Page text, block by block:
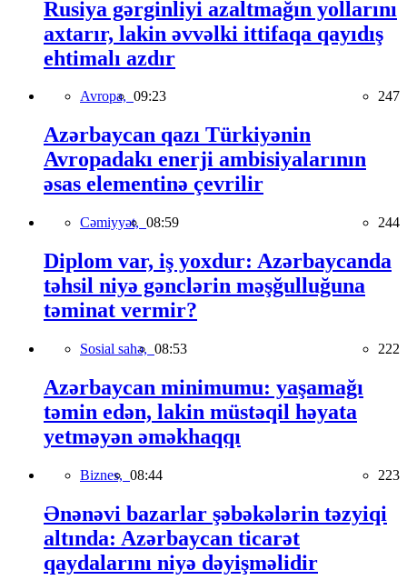
Rusiya gərginliyi azaltmağın yollarını
axtarır, lakin əvvəlki ittifaqa qayıdış
ehtimalı azdır
Avropa, 09:23 247
Azərbaycan qazı Türkiyənin
Avropadakı enerji ambisiyalarının
əsas elementinə çevrilir
Cəmiyyət, 08:59 244
Diplom var, iş yoxdur: Azərbaycanda
təhsil niyə gənclərin məşğulluğuna
təminat vermir?
Sosial sahə, 08:53 222
Azərbaycan minimumu: yaşamağı
təmin edən, lakin müstəqil həyata
yetməyən əməkhaqqı
Biznes, 08:44 223
Ənənəvi bazarlar şəbəkələrin təzyiqi
altında: Azərbaycan ticarət
qaydalarını niyə dəyişməlidir